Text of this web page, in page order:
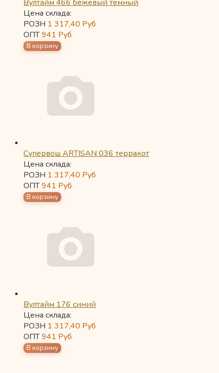
Вултайм 466 бежевый темный
Цена склада:
РОЗН 1 317,40 Руб
ОПТ941 Руб
Супервош ARTISAN 036 терракот
Цена склада:
РОЗН 1 317,40 Руб
ОПТ941 Руб
Вултайм 176 синий
Цена склада:
РОЗН 1 317,40 Руб
ОПТ941 Руб